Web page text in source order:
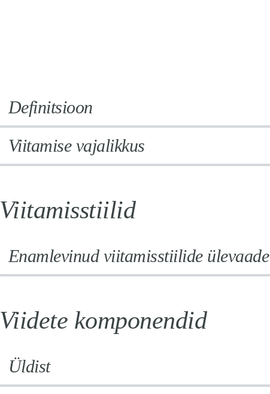
Definitsioon
Viitamise vajalikkus
Viitamisstiilid
Enamlevinud viitamisstiilide ülevaade
Viidete komponendid
Üldist